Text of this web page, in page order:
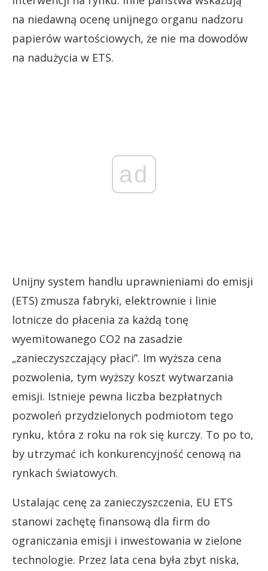
na niedawną ocenę unijnego organu nadzoru
papierów wartościowych, że nie ma dowodów
na nadużycia w ETS.
ad
Unijny system handlu uprawnieniami do emisji
(ETS) zmusza fabryki, elektrownie i linie
lotnicze do płacenia za każdą tonę
wyemitowanego CO2 na zasadzie
„zanieczyszczający płaci”. Im wyższa cena
pozwolenia, tym wyższy koszt wytwarzania
emisji. Istnieje pewna liczba bezpłatnych
pozwoleń przydzielonych podmiotom tego
rynku, która z roku na rok się kurczy. To po to,
by utrzymać ich konkurencyjność cenową na
rynkach światowych.
Ustalając cenę za zanieczyszczenia, EU ETS
stanowi zachętę finansową dla firm do
ograniczania emisji i inwestowania w zielone
technologie. Przez lata cena była zbyt niska,